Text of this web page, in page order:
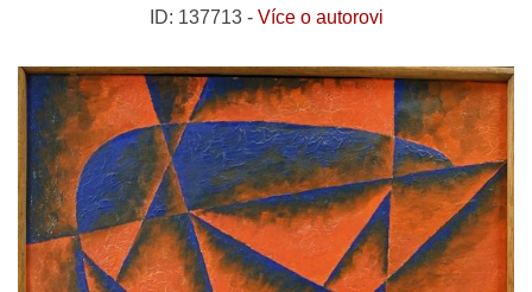
ID: 137713 - Více o autorovi